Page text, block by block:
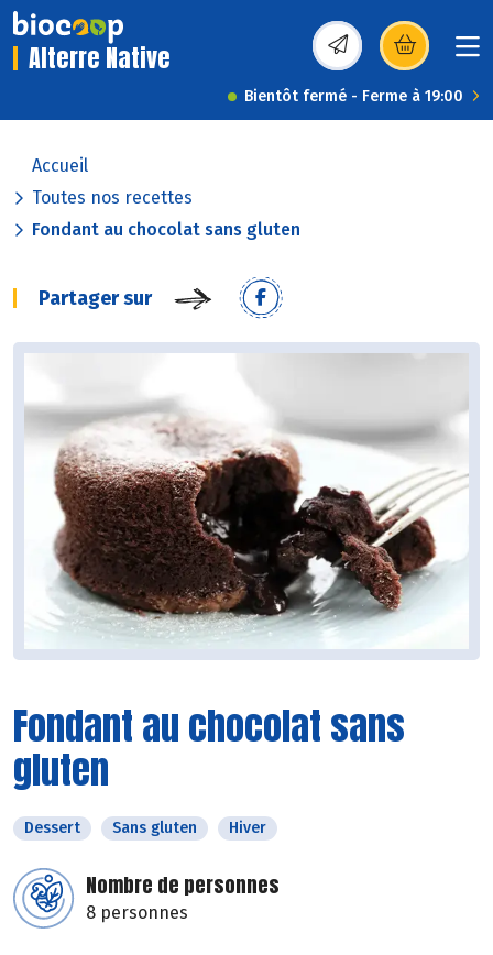
Alterre Native (s’ouvre dans une
Bientôt fermé - Ferme à 19:00
Accueil
Toutes nos recettes
Fondant au chocolat sans gluten
Partager sur
Fondant au chocolat sans
gluten
Dessert Sans gluten Hiver
Nombre de personnes
8 personnes